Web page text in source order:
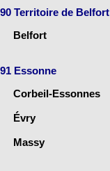
90 Territoire de Belfort
Belfort
91 Essonne
Corbeil-Essonnes
Évry
Massy